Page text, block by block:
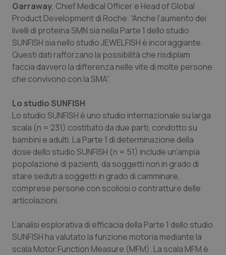
Toscana
Umbria
Valle D’Aosta
Obesità
Oftalmologia
Oncodermatologia
Oncologia & Nutrizione
Psoriasi & pelle
Quotidiano Cardiologia
Quotidiano Chirurgia
Quotidiano Oncologia
Quotidiano Pediatria
Garraway, Chief Medical Officer e Head of Global
Product Development di Roche. “Anche l’aumento dei
livelli di proteina SMN sia nella Parte 1 dello studio
SUNFISH sia nello studio JEWELFISH è incoraggiante.
Questi dati rafforzano la possibilità che risdiplam
faccia davvero la differenza nelle vite di molte persone
che convivono con la SMA”.
Lo studio SUNFISH
Lo studio SUNFISH è uno studio internazionale su larga
scala (n = 231) costituito da due parti, condotto su
bambini e adulti. La Parte 1 di determinazione della
dose dello studio SUNFISH (n = 51) include un’ampia
popolazione di pazienti, da soggetti non in grado di
stare seduti a soggetti in grado di camminare,
comprese persone con scoliosi o contratture delle
articolazioni.
L’analisi esplorativa di efficacia della Parte 1 dello studio
SUNFISH ha valutato la funzione motoria mediante la
scala Motor Function Measure (MFM). La scala MFM è